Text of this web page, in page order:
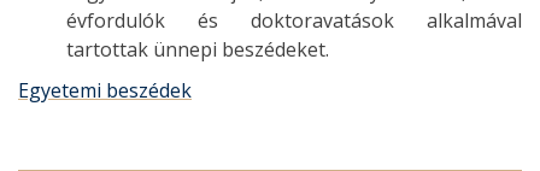
évfordulók és doktoravatások alkalmával
tartottak ünnepi beszédeket.
Egyetemi beszédek